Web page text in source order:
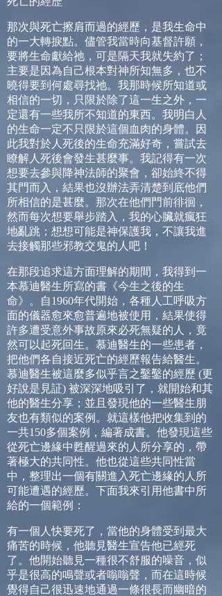
那次與死亡擦肩而過的經歷，是我生命中
的一大轉捩點。儘管我當時向基督許願，
要將生命獻給祂，可是隔天我就失約了；
主要是因為自己根本對神所知無多，也不
曉得要到何處尋找祂。我那時候所知道或
相信的一切，只限於除了這一生之外，一
定還有一些我所不知道的東西。我明白人
的生命一定不只限於這個血肉的身體。因
此我對於人死後的生命充滿好奇，嘗試去
瞭解人死後會發生甚麼事。我記得有一次
想要去參與降神法師的聚會，卻始終不得
其門而入，結果也沒辦法弄清楚到底他們
所相信的是甚麼。那次在他們門前徘徊，
然而每次想要舉步踏入，我的心臟就瘋狂
地亂跳；想想可能是神保護我，不讓我進
去接觸那些邪教交鬼的人吧！
在那段追求這方面理解的期間，我得到一
本慕迪醫生所寫的書《今生之後的生
命》。自1960年代開始，各種人工呼吸方
面的儀器愈來愈普遍地被使用，結果使得
許多遭受意外事故原來必死無疑的人，竟
然可以起死回生。慕迪醫生的一些患者，
把他們各自接近死亡的經歷報告給醫生。
慕迪醫生被這麼多似乎言之鑿鑿的經歷 (更
好說是見証) 被深深地吸引了，就開始和其
他的醫生分享；並且發現他的一些醫生朋
友也有類似的案例。就這樣他把收集到的
一共150多個案例，編著成書。他發現這些
從死亡邊緣中甦醒過來的人所分享的，帶
著極大的共同性。他也從這些共同性當
中，整理出一個有關進入死亡邊緣的人所
可能遭遇的經歷。下面我來引用他書中所
給的一個範例：
有一個人快要死了，當他的身體受到最大
痛苦的時候，他聽見醫生宣告他已經死
了。他開始聽見一種很不舒服的噪音，似
乎是很高的鳴聲或者嗡嗡聲，而在這時候
覺得自己很迅速地通過一條很長而幽暗的